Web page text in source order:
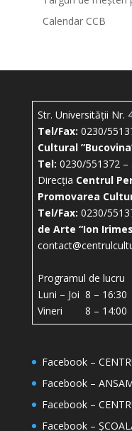
Calendar CCB
Str. Universității Nr.
Tel/Fax: 0230/
Cultural
Tel: 0230/551372 –
Direcția Centrul
Promovarea
Tel/Fax: 0230/
de Arte “Ion
Programul de lucru
Luni – Joi 8 – 16:30
Vineri 8 – 14:00
Facebook –
Facebook –
Facebook –
Facebook –